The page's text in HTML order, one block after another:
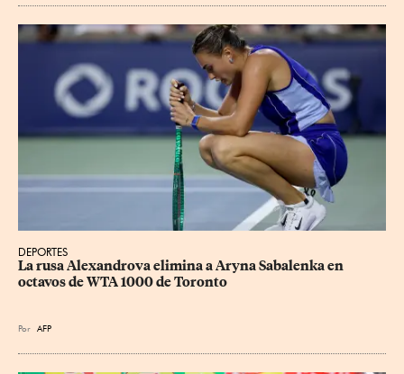
DEPORTES
La rusa Alexandrova elimina a Aryna Sabalenka en
octavos de WTA 1000 de Toronto
Por AFP